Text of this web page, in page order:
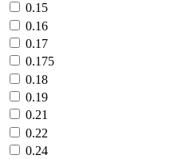
0.15
0.16
0.17
0.175
0.18
0.19
0.21
0.22
0.24